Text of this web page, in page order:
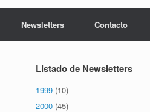
Newsletters Contacto
Listado de Newsletters
1999 (10)
2000 (45)